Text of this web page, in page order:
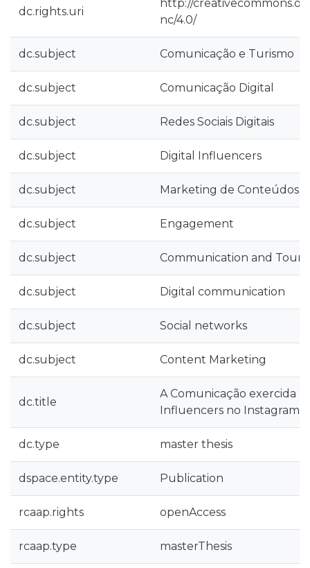
dc.rights.uri
http://
nc/4.0/
dc.subject Comunicação e Turismo
dc.subject Comunicação Digital
dc.subject Redes Sociais Digitais
dc.subject Digital Influencers
dc.subject Marketing de Conteúdos
dc.subject Engagement
dc.subject Communication and
dc.subject Digital communication
dc.subject Social networks
dc.subject Content Marketing
dc.title
A Comunicação exercida
Influencers no Instagram
dc.type master thesis
dspace.entity.type Publication
rcaap.rights openAccess
rcaap.type masterThesis